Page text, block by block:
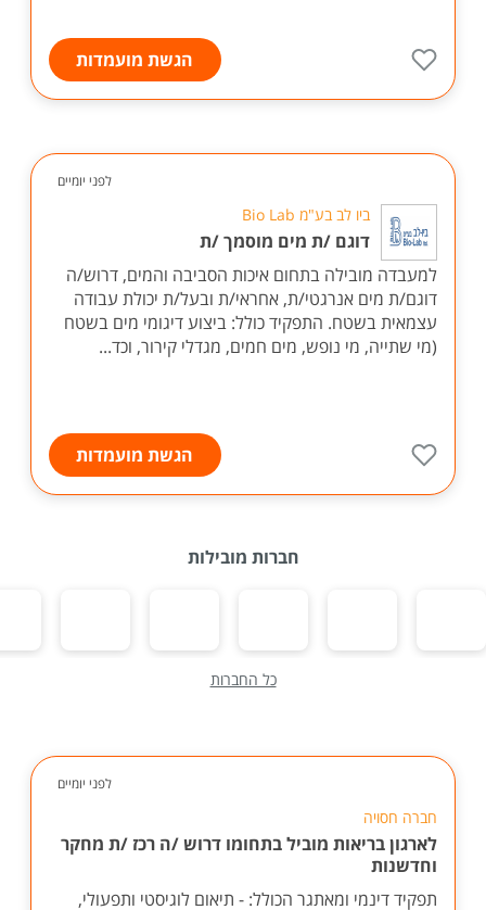
הגשת מועמדות
לפני יומיים
ביו לב בע"מ Bio Lab
דוגם /ת מים מוסמך /ת
למעבדה מובילה בתחום איכות הסביבה והמים, דרוש/ה
דוגם/ת מים אנרגטי/ת, אחראי/ת ובעל/ת יכולת עבודה
עצמאית בשטח. התפקיד כולל: ביצוע דיגומי מים בשטח
(מי שתייה, מי נופש, מים חמים, מגדלי קירור, וכד...
הגשת מועמדות
חברות מובילות
כל החברות
לפני יומיים
חברה חסויה
לארגון בריאות מוביל בתחומו דרוש /ה רכז /ת מחקר
וחדשנות
תפקיד דינמי ומאתגר הכולל: - תיאום לוגיסטי ותפעולי,